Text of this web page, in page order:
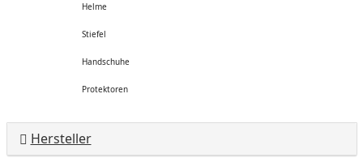
Helme
Stiefel
Handschuhe
Protektoren
Hersteller